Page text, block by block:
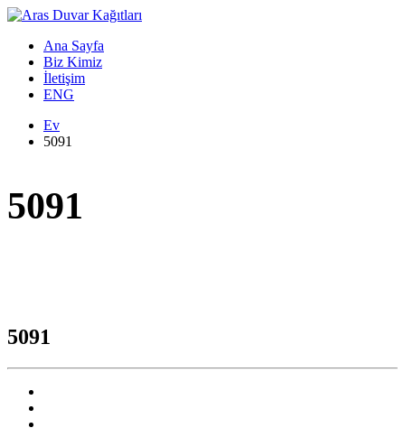
Ana Sayfa
Biz Kimiz
İletişim
ENG
Ev
5091
5091
5091